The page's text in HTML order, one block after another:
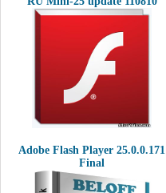
Adobe Flash Player 25.0.0.171
Final